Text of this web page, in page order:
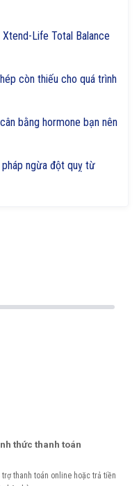
Life Total Balance
còn thiếu cho quá trình
bằng hormone bạn nên
ngừa đột quỵ từ
thức thanh toán
trợ thanh toán online hoặc trả tiền